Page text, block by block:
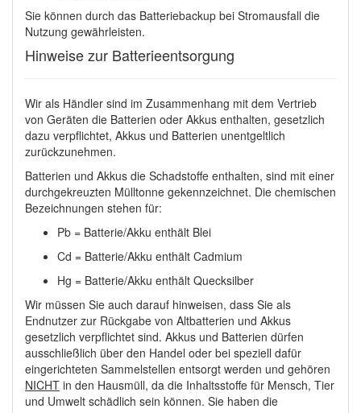
Sie können durch das Batteriebackup bei Stromausfall die
Nutzung gewährleisten.
Hinweise zur Batterieentsorgung
Wir als Händler sind im Zusammenhang mit dem Vertrieb
von Geräten die Batterien oder Akkus enthalten, gesetzlich
dazu verpflichtet, Akkus und Batterien unentgeltlich
zurückzunehmen.
Batterien und Akkus die Schadstoffe enthalten, sind mit einer
durchgekreuzten Mülltonne gekennzeichnet. Die chemischen
Bezeichnungen stehen für:
Pb = Batterie/Akku enthält Blei
Cd = Batterie/Akku enthält Cadmium
Hg = Batterie/Akku enthält Quecksilber
Wir müssen Sie auch darauf hinweisen, dass Sie als
Endnutzer zur Rückgabe von Altbatterien und Akkus
gesetzlich verpflichtet sind. Akkus und Batterien dürfen
ausschließlich über den Handel oder bei speziell dafür
eingerichteten Sammelstellen entsorgt werden und gehören
NICHT in den Hausmüll, da die Inhaltsstoffe für Mensch, Tier
und Umwelt schädlich sein können. Sie haben die